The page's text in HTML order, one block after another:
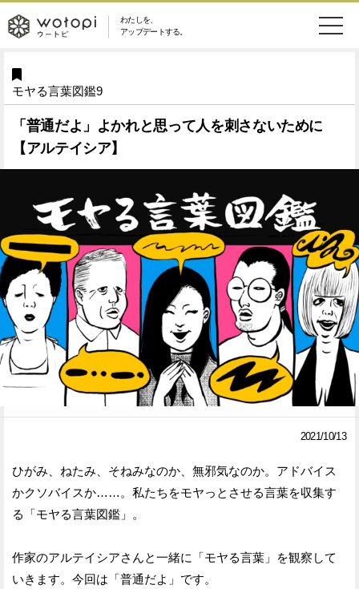
わたしを、
アップデートする。
wotopi
-
ウ
ー
ト
ピ
メ
ニ
美容・コスメ 妊娠・出産
健康
ソーシャル SDGs
アイテム
検
索
ウートピとは？
Facebook
ェ
ア
る
Twitter
ェ
る
モヤる言葉図鑑9
「普通だよ」よかれと思って人を刺さないために
【アルテイシア】
2021/10/13
ひがみ、ねたみ、そねみなのか、無邪気なのか。アドバイス
かクソバイスか……。私たちをモヤっとさせる言葉を収集す
る「モヤる言葉図鑑」。
作家のアルテイシアさんと一緒に「モヤる言葉」を観察して
いきます。今回は「普通だよ」です。